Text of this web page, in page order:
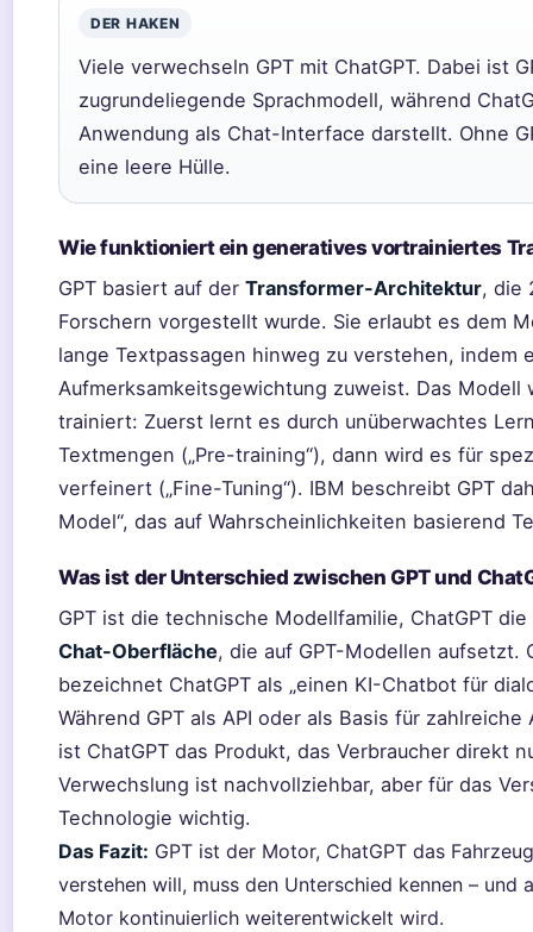
DER HAKEN
Viele verwechseln GPT mit ChatGPT. Dabei ist
zugrundeliegende Sprachmodell, während
Anwendung als Chat-Interface darstellt. Ohne
eine leere Hülle.
Wie funktioniert ein generatives vortrainiertes
GPT basiert auf der Transformer-Architektur, die
Forschern vorgestellt wurde. Sie erlaubt es dem
lange Textpassagen hinweg zu verstehen, indem
Aufmerksamkeitsgewichtung zuweist. Das Modell
trainiert: Zuerst lernt es durch unüberwachtes
Textmengen („Pre-training“), dann wird es für
verfeinert („Fine-Tuning“). IBM beschreibt GPT
Model“, das auf Wahrscheinlichkeiten basierend
Was ist der Unterschied zwischen GPT und
GPT ist die technische Modellfamilie, ChatGPT
Chat-Oberfläche, die auf GPT-Modellen aufsetzt.
bezeichnet ChatGPT als „einen KI-Chatbot für
Während GPT als API oder als Basis für
ist ChatGPT das Produkt, das Verbraucher direkt
Verwechslung ist nachvollziehbar, aber für das
Technologie wichtig.
Das Fazit: GPT ist der Motor, ChatGPT das
verstehen will, muss den Unterschied kennen – und
Motor kontinuierlich weiterentwickelt wird.